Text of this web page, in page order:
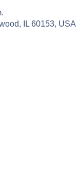
IL 60153, USA